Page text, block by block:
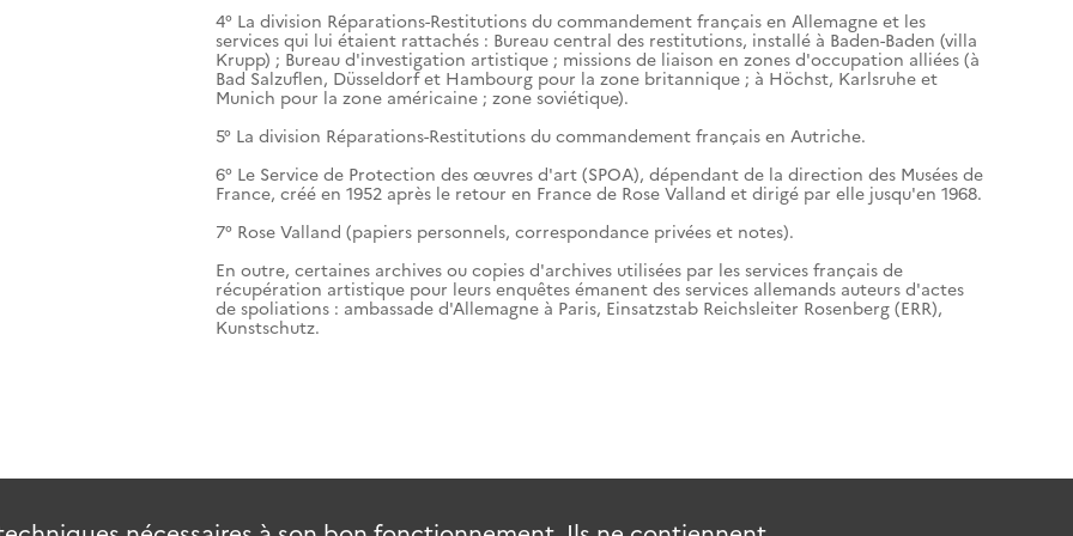
4° La division Réparations-Restitutions du commandement français en Allemagne et les
services qui lui étaient rattachés : Bureau central des restitutions, installé à Baden-Baden (villa
Krupp) ; Bureau d'investigation artistique ; missions de liaison en zones d'occupation alliées (à
Bad Salzuflen, Düsseldorf et Hambourg pour la zone britannique ; à Höchst, Karlsruhe et
Munich pour la zone américaine ; zone soviétique).
5° La division Réparations-Restitutions du commandement français en Autriche.
6° Le Service de Protection des œuvres d'art (SPOA), dépendant de la direction des Musées de
France, créé en 1952 après le retour en France de Rose Valland et dirigé par elle jusqu'en 1968.
7° Rose Valland (papiers personnels, correspondance privées et notes).
En outre, certaines archives ou copies d'archives utilisées par les services français de
récupération artistique pour leurs enquêtes émanent des services allemands auteurs d'actes
de spoliations : ambassade d'Allemagne à Paris, Einsatzstab Reichsleiter Rosenberg (ERR),
Kunstschutz.